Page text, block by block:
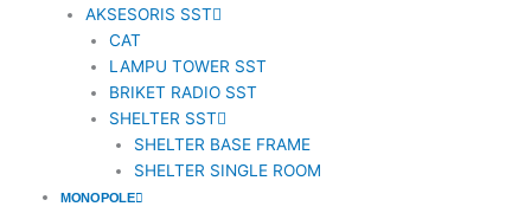
1
AKSESORIS SST
CAT
LAMPU TOWER SST
BRIKET RADIO SST
SHELTER SST
SHELTER BASE FRAME
SHELTER SINGLE ROOM
MONOPOLE